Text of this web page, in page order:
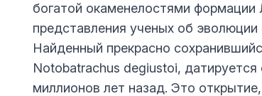
богатой окаменелостями
представления ученых об
Найденный прекрасно
Notobatrachus degiustoi,
миллионов лет назад. Это